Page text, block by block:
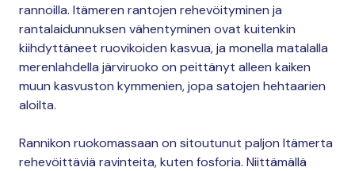
rannoilla. Itämeren rantojen rehevöityminen ja
rantalaidunnuksen vähentyminen ovat kuitenkin
kiihdyttäneet ruovikoiden kasvua, ja monella matalalla
merenlahdella järviruoko on peittänyt alleen kaiken
muun kasvuston kymmenien, jopa satojen hehtaarien
aloilta.
Rannikon ruokomassaan on sitoutunut paljon Itämerta
rehevöittäviä ravinteita, kuten fosforia. Niittämällä